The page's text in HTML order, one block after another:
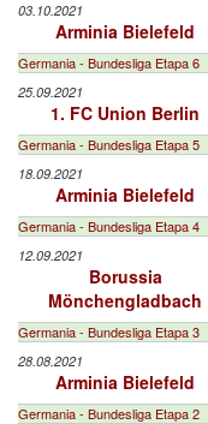
03.10.2021
Arminia Bielefeld
Germania - Bundesliga Etapa 6
25.09.2021
1. FC Union Berlin
Germania - Bundesliga Etapa 5
18.09.2021
Arminia Bielefeld
Germania - Bundesliga Etapa 4
12.09.2021
Borussia
Mönchengladbach
Germania - Bundesliga Etapa 3
28.08.2021
Arminia Bielefeld
Germania - Bundesliga Etapa 2